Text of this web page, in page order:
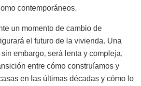
contemporáneos.
un momento de cambio de
el futuro de la vivienda. Una
embargo, será lenta y compleja,
entre cómo construíamos y
en las últimas décadas y cómo lo